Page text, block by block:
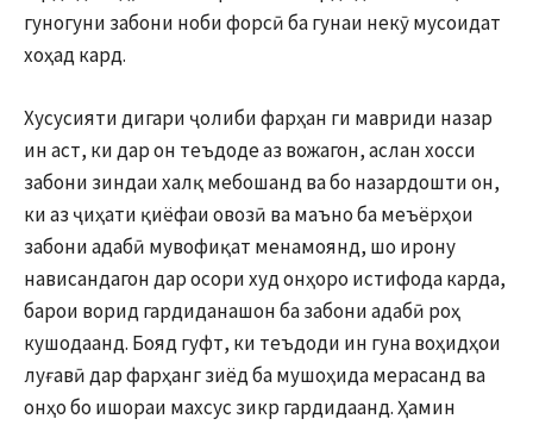
гуногуни забони ноби форсӣ ба гунаи некӯ мусоидат
хоҳад кард.
Хусусияти дигари ҷолиби фарҳан ги мавриди назар
ин аст, ки дар он теъдоде аз вожагон, аслан хосси
забони зиндаи халқ мебошанд ва бо назардошти он,
ки аз ҷиҳати қиёфаи овозӣ ва маъно ба меъёрҳои
забони адабӣ мувофиқат менамоянд, шо ирону
нависандагон дар осори худ онҳоро истифода карда,
барои ворид гардиданашон ба забони адабӣ роҳ
кушодаанд. Бояд гуфт, ки теъдоди ин гуна воҳидҳои
луғавӣ дар фарҳанг зиёд ба мушоҳида мерасанд ва
онҳо бо ишораи махсус зикр гардидаанд. Ҳамин